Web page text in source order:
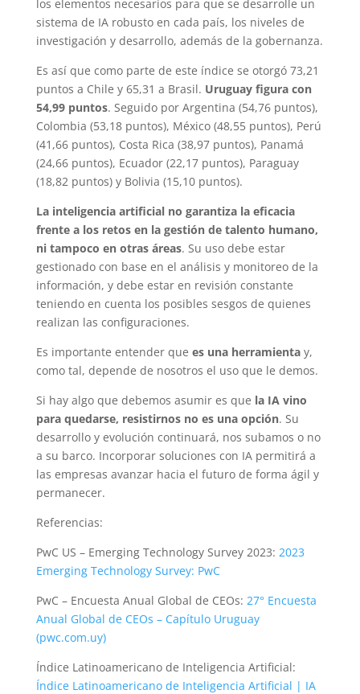
los elementos necesarios para que se desarrolle un
sistema de IA robusto en cada país, los niveles de
investigación y desarrollo, además de la gobernanza.
Es así que como parte de este índice se otorgó 73,21
puntos a Chile y 65,31 a Brasil. Uruguay figura con
54,99 puntos. Seguido por Argentina (54,76 puntos),
Colombia (53,18 puntos), México (48,55 puntos), Perú
(41,66 puntos), Costa Rica (38,97 puntos), Panamá
(24,66 puntos), Ecuador (22,17 puntos), Paraguay
(18,82 puntos) y Bolivia (15,10 puntos).
La inteligencia artificial no garantiza la eficacia
frente a los retos en la gestión de talento humano,
ni tampoco en otras áreas. Su uso debe estar
gestionado con base en el análisis y monitoreo de la
información, y debe estar en revisión constante
teniendo en cuenta los posibles sesgos de quienes
realizan las configuraciones.
Es importante entender que es una herramientay,
como tal, depende de nosotros el uso que le demos.
Si hay algo que debemos asumir es que la IA vino
para quedarse, resistirnos no es una opción. Su
desarrollo y evolución continuará, nos subamos o no
a su barco. Incorporar soluciones con IA permitirá a
las empresas avanzar hacia el futuro de forma ágil y
permanecer.
Referencias:
PwC US – Emerging Technology Survey 2023: 2023
Emerging Technology Survey: PwC
PwC – Encuesta Anual Global de CEOs: 27° Encuesta
Anual Global de CEOs – Capítulo Uruguay
(pwc.com.uy)
Índice Latinoamericano de Inteligencia Artificial:
Índice Latinoamericano de Inteligencia Artificial | IA